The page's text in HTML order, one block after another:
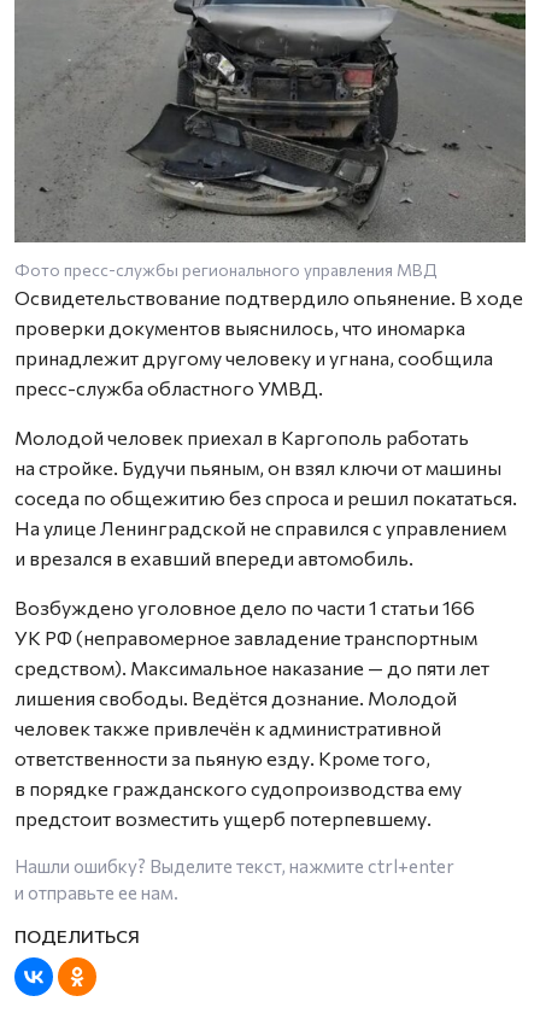
Фото пресс-службы регионального управления МВД
Освидетельствование подтвердило опьянение. В ходе
проверки документов выяснилось, что иномарка
принадлежит другому человеку и угнана, сообщила
пресс-служба областного УМВД.
Молодой человек приехал в Каргополь работать
на стройке. Будучи пьяным, он взял ключи от машины
соседа по общежитию без спроса и решил покататься.
На улице Ленинградской не справился с управлением
и врезался в ехавший впереди автомобиль.
Возбуждено уголовное дело по части 1 статьи 166
УК РФ (неправомерное завладение транспортным
средством). Максимальное наказание — до пяти лет
лишения свободы. Ведётся дознание. Молодой
человек также привлечён к административной
ответственности за пьяную езду. Кроме того,
в порядке гражданского судопроизводства ему
предстоит возместить ущерб потерпевшему.
Нашли ошибку? Выделите текст, нажмите ctrl+enter
и отправьте ее нам.